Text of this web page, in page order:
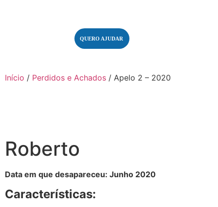
QUERO AJUDAR
Início / Perdidos e Achados / Apelo 2 – 2020
Roberto
Data em que desapareceu: Junho 2020
Características: